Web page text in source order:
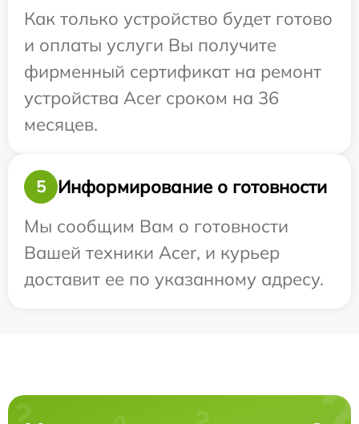
Как только устройство будет готово
и оплаты услуги Вы получите
фирменный сертификат на ремонт
устройства Acer сроком на 36
месяцев.
5
Информирование о готовности
Мы сообщим Вам о готовности
Вашей техники Acer, и курьер
доставит ее по указанному адресу.